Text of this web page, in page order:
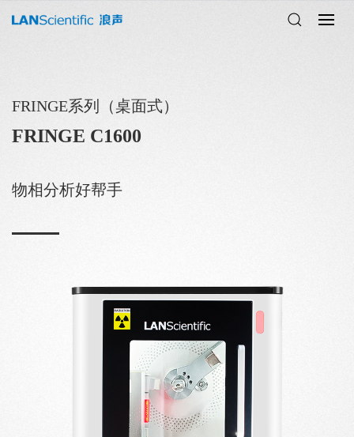
FRINGE系列（桌面式）
FRINGE C1600
物相分析好帮手